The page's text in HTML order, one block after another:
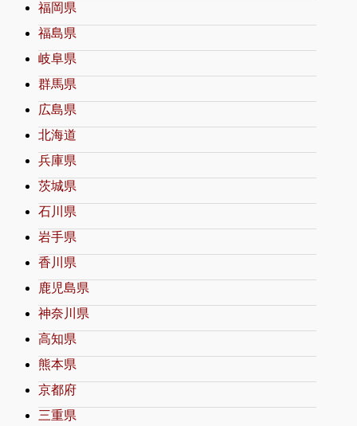
福岡県
福島県
岐阜県
群馬県
広島県
北海道
兵庫県
茨城県
石川県
岩手県
香川県
鹿児島県
神奈川県
高知県
熊本県
京都府
三重県